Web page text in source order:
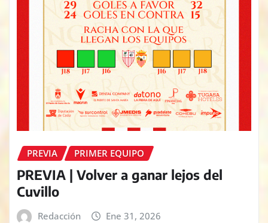
PREVIA PRIMER EQUIPO
PREVIA | Volver a ganar lejos del
Cuvillo
Redacción Ene 31, 2026